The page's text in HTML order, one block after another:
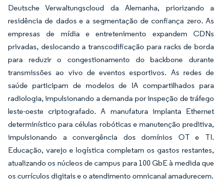
Deutsche Verwaltungscloud da Alemanha, priorizando a
residência de dados e a segmentação de confiança zero. As
empresas de mídia e entretenimento expandem CDNs
privadas, deslocando a transcodificação para racks de borda
para reduzir o congestionamento do backbone durante
transmissões ao vivo de eventos esportivos. As redes de
saúde participam de modelos de IA compartilhados para
radiologia, impulsionando a demanda por inspeção de tráfego
leste-oeste criptografado. A manufatura implanta Ethernet
determinístico para células robóticas e manutenção preditiva,
impulsionando a convergência dos domínios OT e TI.
Educação, varejo e logística completam os gastos restantes,
atualizando os núcleos de campus para 100 GbE à medida que
os currículos digitais e o atendimento omnicanal amadurecem.